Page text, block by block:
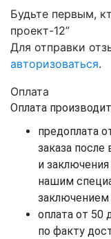
Будьте первым,
проект-12”
Для отправки
авторизоваться.
Оплата
Оплата
предоплата
заказа
и
нашим
заключением
оплата от 50
по факту